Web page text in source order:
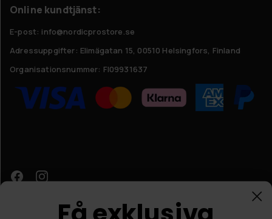
Online kundtjänst:
E-post: info@nordicprostore.se
Adressuppgifter: Elimägatan 15, 00510 Helsingfors, Finland
Organisationsnummer: FI09931637